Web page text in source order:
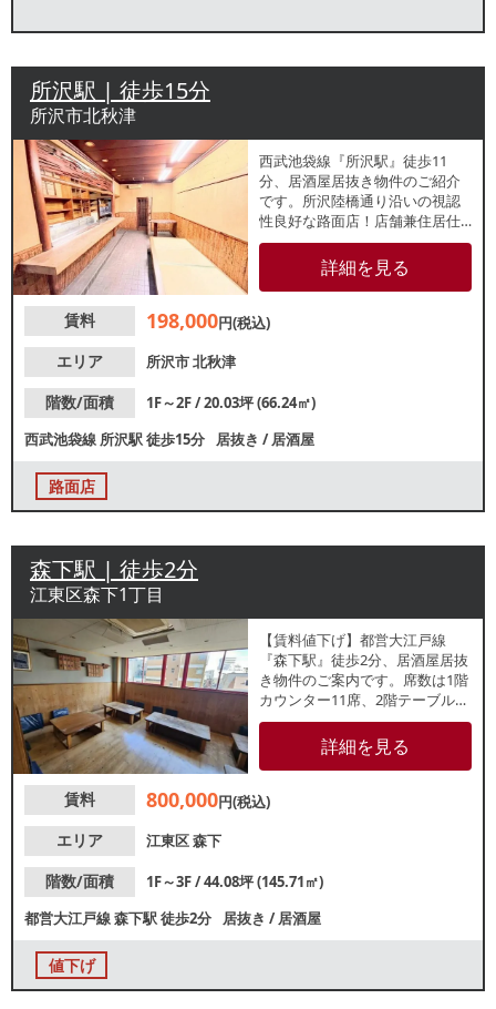
所沢駅 | 徒歩15分
所沢市北秋津
西武池袋線『所沢駅』徒歩11
分、居酒屋居抜き物件のご紹介
です。所沢陸橋通り沿いの視認
性良好な路面店！店舗兼住居仕
様となっております。地域住民
の生活動線上に位置しており、
地域に根差した営業をお考えの
詳細を見る
賃料 198,000円(税込)
エリア
所沢市北秋津
階数/面積
1F～2F / 20.03坪 (66.24㎡)
西武池袋線 所沢駅徒歩15分 居抜き /居酒屋
路面店
森下駅 | 徒歩2分
江東区森下1丁目
【賃料値下げ】都営大江戸線
『森下駅』徒歩2分、居酒屋居抜
き物件のご案内です。席数は1階
カウンター11席、2階テーブル30
席、3階座敷29席でした。近くに
数台程度のコインパーキングが
点在しており、幅広い客層の集
お気軽にお問合せください。
詳細を見る
賃料 800,000円(税込)
エリア
江東区森下
階数/面積
1F～3F / 44.08坪 (145.71㎡)
都営大江戸線森下駅徒歩2分 居抜き /居酒屋
値下げ